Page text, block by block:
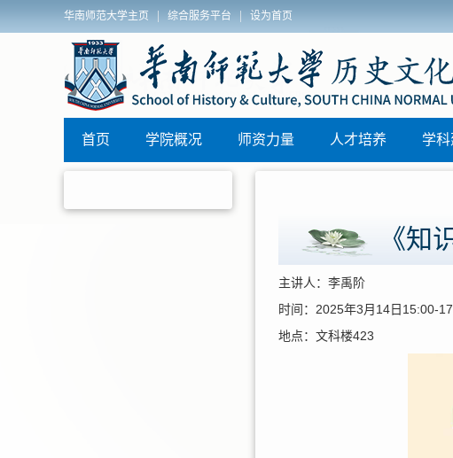
华南师范大学主页 综合服务平台 设为首页
历史文化学院2025年秋季博士学位论文答辩安排
历史文化学
区)联动教
首页 学院概况 师资力量 人才培养 学
《知
主讲人：李禹阶
时间：2025年3月14日15:00-
地点：文科楼423